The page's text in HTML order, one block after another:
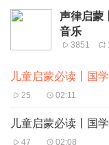
启蒙读物中独具一格
声律启蒙
音乐
3851
25 02:11
47 02:08